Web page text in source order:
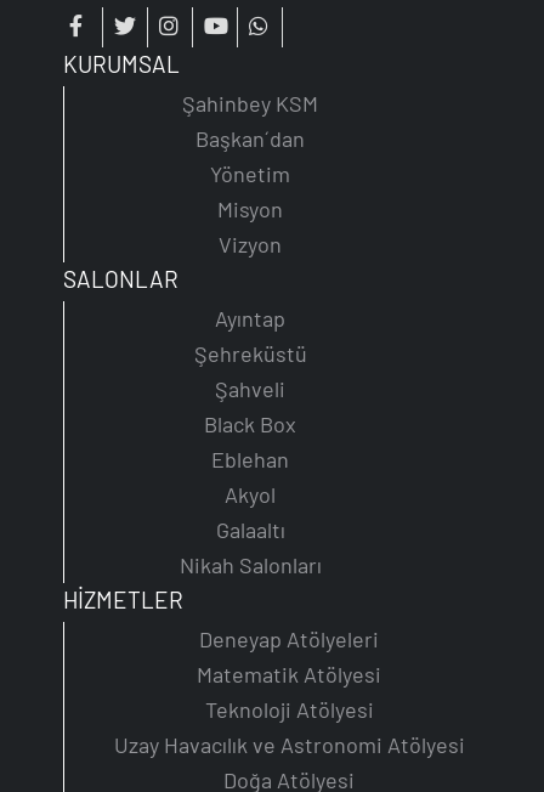
KURUMSAL
Şahinbey KSM
Başkan´dan
Yönetim
Misyon
Vizyon
SALONLAR
Ayıntap
Şehreküstü
Şahveli
Black Box
Eblehan
Akyol
Galaaltı
Nikah Salonları
HİZMETLER
Deneyap Atölyeleri
Matematik Atölyesi
Teknoloji Atölyesi
Uzay Havacılık ve Astronomi Atölyesi
Doğa Atölyesi